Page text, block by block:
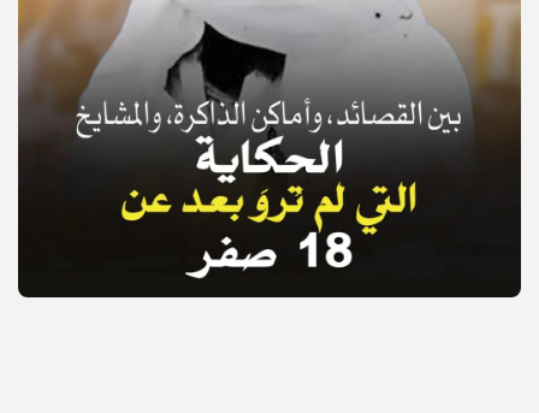
© Copyright 2025, APS